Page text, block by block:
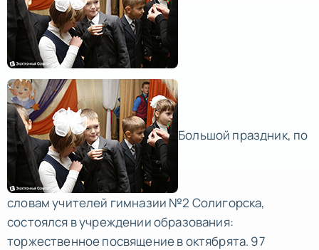
Большой праздник, по
словам учителей гимназии №2 Солигорска,
состоялся в учреждении образования:
торжественное посвящение в октябрята. 97